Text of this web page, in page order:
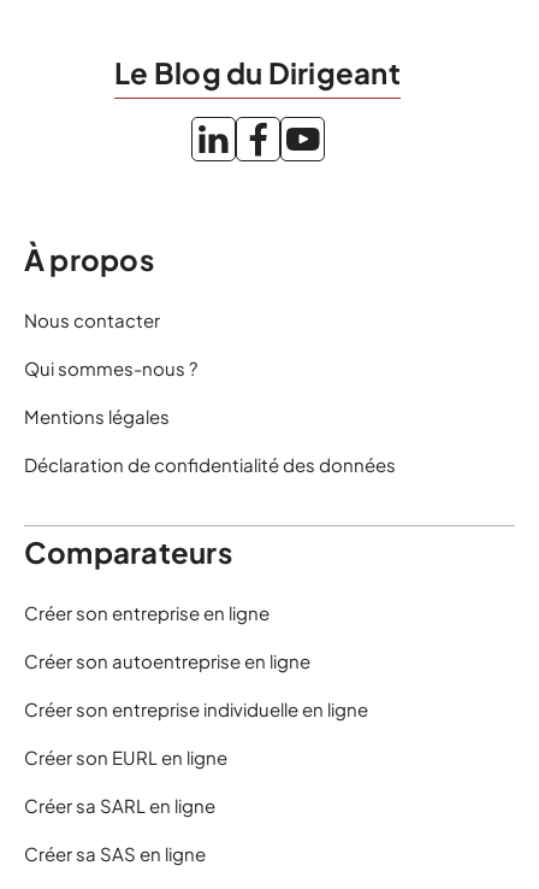
Le Blog du Dirigeant
À propos
Nous contacter
Qui sommes-nous ?
Mentions légales
Déclaration de confidentialité des données
Comparateurs
Créer son entreprise en ligne
Créer son autoentreprise en ligne
Créer son entreprise individuelle en ligne
Créer son EURL en ligne
Créer sa SARL en ligne
Créer sa SAS en ligne